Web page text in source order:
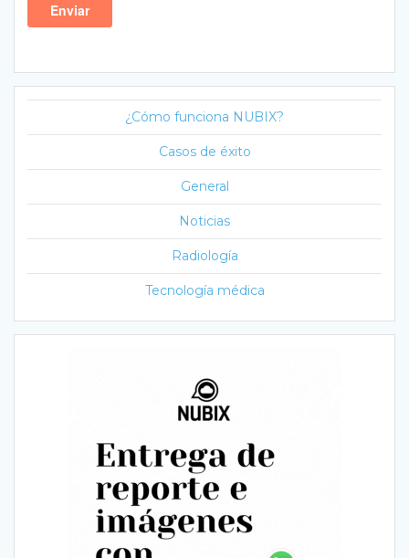
¿Cómo funciona NUBIX?
Casos de éxito
General
Noticias
Radiología
Tecnología médica